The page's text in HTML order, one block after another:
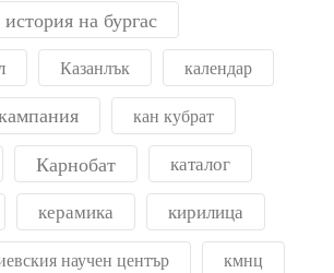
история на бургас
Казанлък календар
кан кубрат
Карнобат каталог
керамика кирилица
научен център кмнц